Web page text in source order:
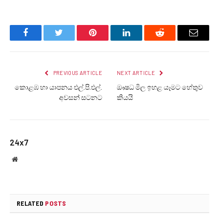
FacebookTwitter Pinterest LinkedInReddit Email
PREVIOUS ARTICLE
කොළඹ හා යාපනය එල්.‍පි.එල්.
අවසන් සටනට
NEXT ARTICLE
ඖෂධ මිල ඉහළ යෑමට හේතුව
කියයි
24x7
Website
RELATED POSTS